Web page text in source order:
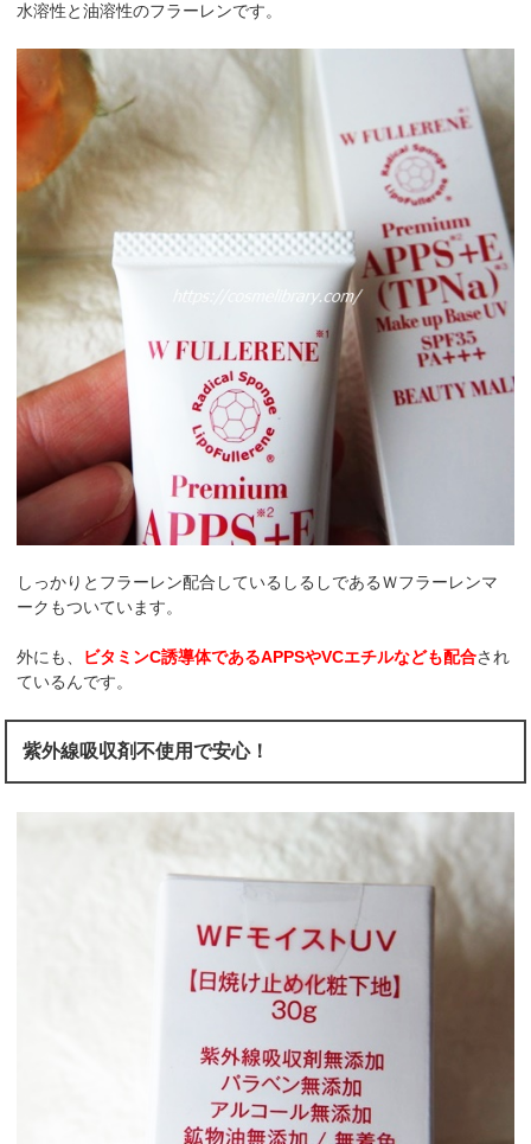
水溶性と油溶性のフラーレンです。
しっかりとフラーレン配合しているしるしであるＷフラーレンマ
ークもついています。
外にも、 ビタミンC誘導体であるAPPSやVCエチルなども配合され
ているんです。
紫外線吸収剤不使用で安心！